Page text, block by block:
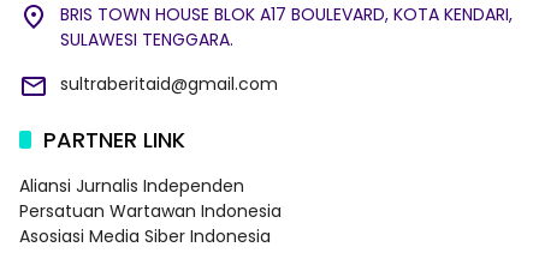
BRIS TOWN HOUSE BLOK A17 BOULEVARD, KOTA KENDARI,
SULAWESI TENGGARA.
sultraberitaid@gmail.com
PARTNER LINK
Aliansi Jurnalis Independen
Persatuan Wartawan Indonesia
Asosiasi Media Siber Indonesia